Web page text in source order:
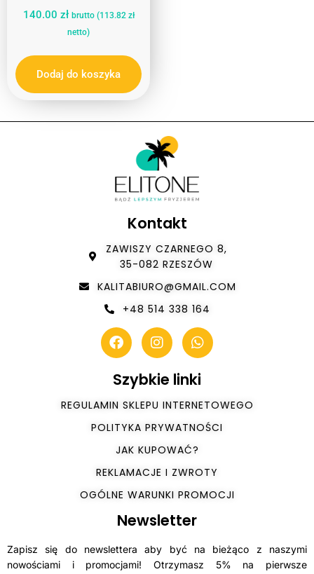
140.00 zł brutto (113.82 zł
netto)
Dodaj do koszyka
Kontakt
ZAWISZY CZARNEGO 8,
35-082 RZESZÓW
KALITABIURO@GMAIL.COM
+48 514 338 164
Szybkie linki
REGULAMIN SKLEPU INTERNETOWEGO
POLITYKA PRYWATNOŚCI
JAK KUPOWAĆ?
REKLAMACJE I ZWROTY
OGÓLNE WARUNKI PROMOCJI
Newsletter
Zapisz się do newslettera aby być na bieżąco z naszymi
nowościami i promocjami! Otrzymasz 5% na pierwsze